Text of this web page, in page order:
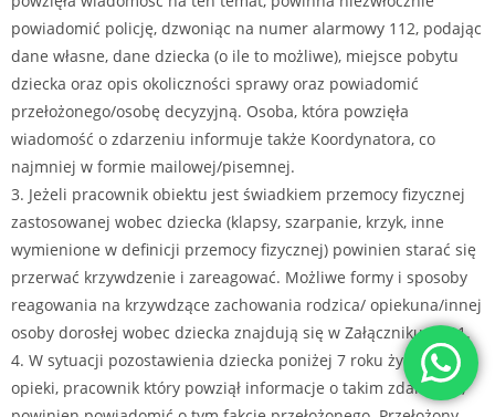
powiadomić policję, dzwoniąc na numer alarmowy 112, podając
dane własne, dane dziecka (o ile to możliwe), miejsce pobytu
dziecka oraz opis okoliczności sprawy oraz powiadomić
przełożonego/osobę decyzyjną. Osoba, która powzięła
wiadomość o zdarzeniu informuje także Koordynatora, co
najmniej w formie mailowej/pisemnej.
3. Jeżeli pracownik obiektu jest świadkiem przemocy fizycznej
zastosowanej wobec dziecka (klapsy, szarpanie, krzyk, inne
wymienione w definicji przemocy fizycznej) powinien starać się
przerwać krzywdzenie i zareagować. Możliwe formy i sposoby
reagowania na krzywdzące zachowania rodzica/ opiekuna/innej
osoby dorosłej wobec dziecka znajdują się w Załączniku nr 11.
4. W sytuacji pozostawienia dziecka poniżej 7 roku życia bez
opieki, pracownik który powziął informacje o takim zdarzeniu,